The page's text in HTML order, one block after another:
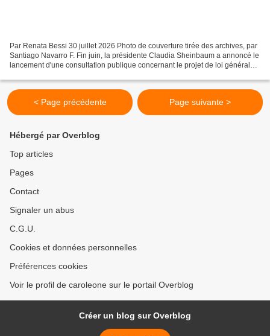
Par Renata Bessi 30 juillet 2026 Photo de couverture tirée des archives, par
Santiago Navarro F. Fin juin, la présidente Claudia Sheinbaum a annoncé le
lancement d'une consultation publique concernant le projet de loi général
< Page précédente Page suivante >
Hébergé par Overblog
Top articles
Pages
Contact
Signaler un abus
C.G.U.
Cookies et données personnelles
Préférences cookies
Voir le profil de caroleone sur le portail Overblog
Créer un blog sur Overblog